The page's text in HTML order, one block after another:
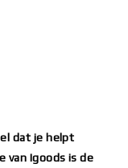
dat je helpt
van Igoods is de